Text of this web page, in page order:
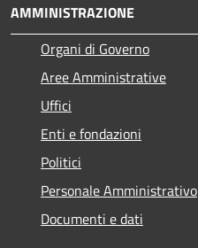
AMMINISTRAZIONE
Organi di Governo
Aree Amministrative
Uffici
Enti e fondazioni
Politici
Personale Amministrativo
Documenti e dati